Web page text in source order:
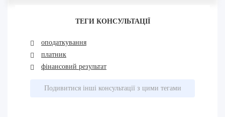
ТЕГИ КОНСУЛЬТАЦІЇ
оподаткування
платник
фінансовий результат
Подивитися інші консультації з цими тегами